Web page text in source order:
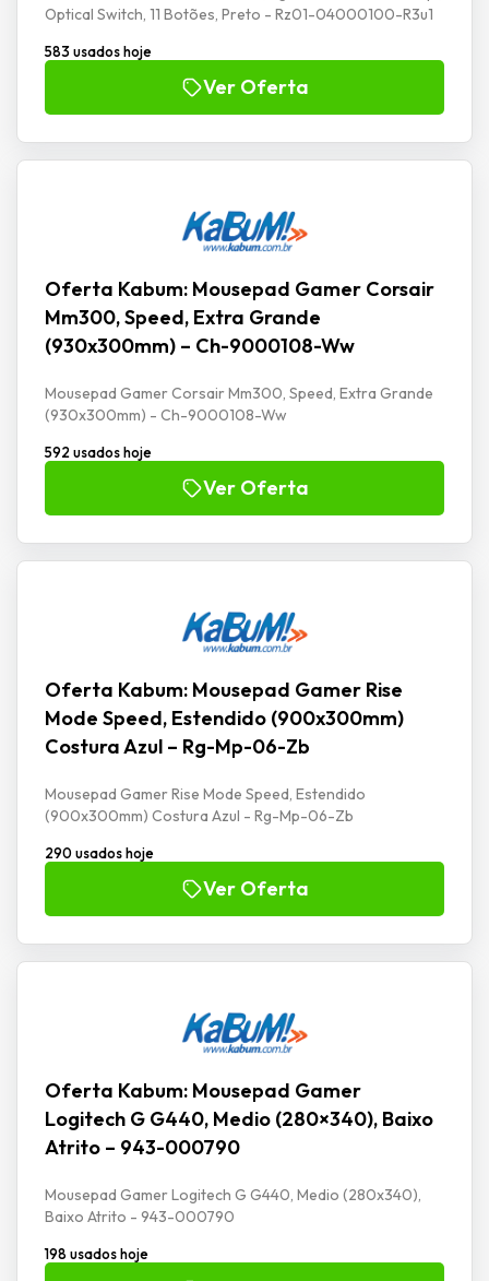
Optical Switch, 11 Botões, Preto - Rz01-04000100-R3u1
583 usados hoje
Ver Oferta
Oferta Kabum: Mousepad Gamer Corsair
Mm300, Speed, Extra Grande
(930x300mm) – Ch-9000108-Ww
Mousepad Gamer Corsair Mm300, Speed, Extra Grande
(930x300mm) - Ch-9000108-Ww
592 usados hoje
Ver Oferta
Oferta Kabum: Mousepad Gamer Rise
Mode Speed, Estendido (900x300mm)
Costura Azul – Rg-Mp-06-Zb
Mousepad Gamer Rise Mode Speed, Estendido
(900x300mm) Costura Azul - Rg-Mp-06-Zb
290 usados hoje
Ver Oferta
Oferta Kabum: Mousepad Gamer
Logitech G G440, Medio (280×340), Baixo
Atrito – 943-000790
Mousepad Gamer Logitech G G440, Medio (280x340),
Baixo Atrito - 943-000790
198 usados hoje